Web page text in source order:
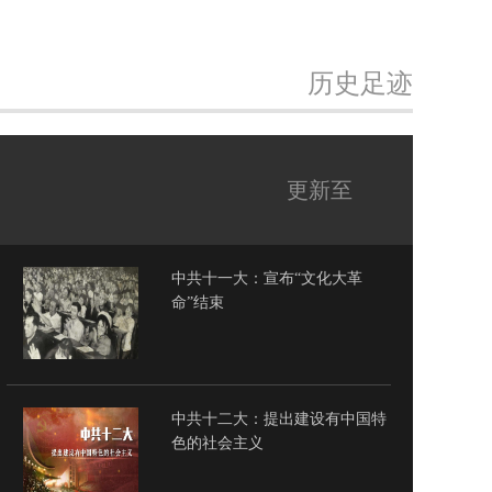
历史足迹
更新至
中共十一大：宣布“文化大革
命”结束
中共十二大：提出建设有中国特
色的社会主义